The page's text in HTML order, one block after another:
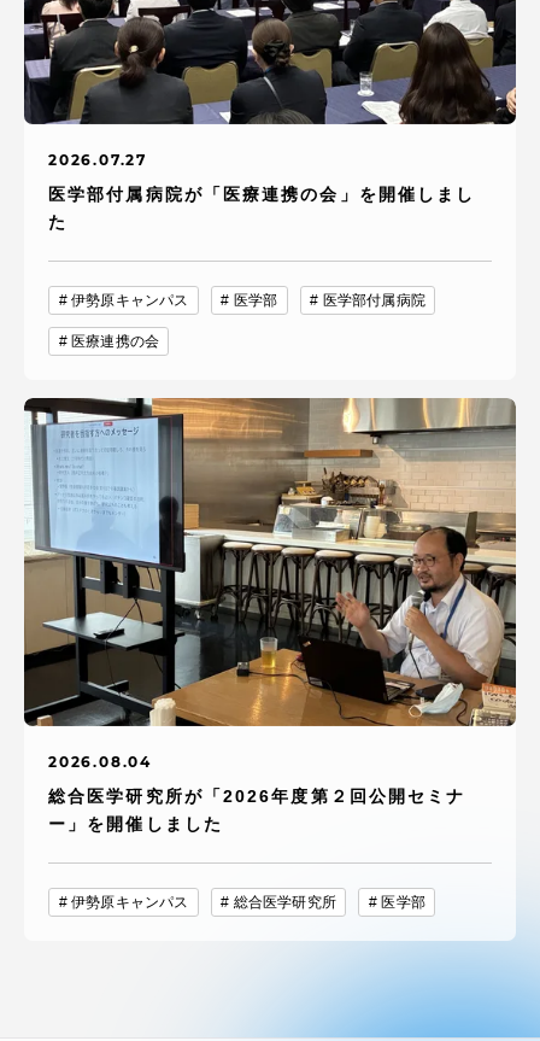
2026.07.27
医学部付属病院が「医療連携の会」を開催しまし
た
伊勢原キャンパス 医学部 医学部付属病院
医療連携の会
2026.08.04
総合医学研究所が「2026年度第２回公開セミナ
ー」を開催しました
伊勢原キャンパス 総合医学研究所 医学部